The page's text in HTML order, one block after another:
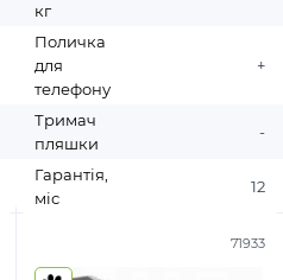
кг
Поличка
для
телефону
+
Тримач
пляшки
-
Гарантія,
міс
12
71933